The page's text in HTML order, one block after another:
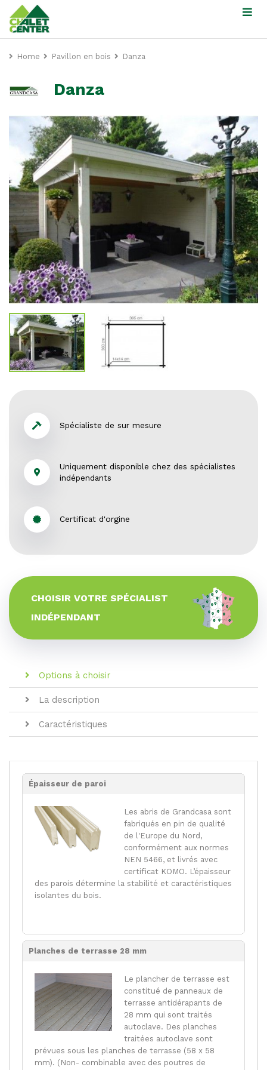
Home Pavillon en bois Danza
Danza
Spécialiste de sur mesure
Uniquement disponible chez des spécialistes
indépendants
Certificat d'orgine
CHOISIR VOTRE SPÉCIALIST
INDÉPENDANT
Options à choisir
La description
Caractéristiques
Épaisseur de paroi
Les abris de Grandcasa sont
fabriqués en pin de qualité
de l'Europe du Nord,
conformément aux normes
NEN 5466, et livrés avec
certificat KOMO. L’épaisseur
des parois détermine la stabilité et caractéristiques
isolantes du bois.
Planches de terrasse 28 mm
Le plancher de terrasse est
constitué de panneaux de
terrasse antidérapants de
28 mm qui sont traités
autoclave. Des planches
traitées autoclave sont
prévues sous les planches de terrasse (58 x 58
mm). (Non- combinable avec des poutres de